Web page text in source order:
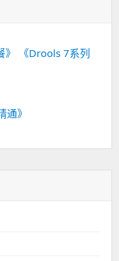
《Drools 7系列
》